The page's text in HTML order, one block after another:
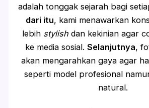
adalah tonggak sejarah bagi
dari itu, kami menawarkan
lebih stylish dan kekinian agar
ke media sosial. Selanjutnya,
akan mengarahkan gaya agar
seperti model profesional
natural.